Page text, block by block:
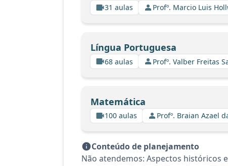
31 aulas Profº. Marcio Luis
Língua Portuguesa
68 aulas Profº. Valber Freitas
Matemática
100 aulas Profº. Braian Azael
Conteúdo de planejamento
Não atendemos: Aspectos históricos